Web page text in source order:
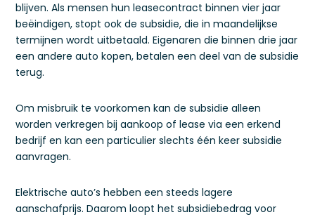
blijven. Als mensen hun leasecontract binnen vier jaar
beëindigen, stopt ook de subsidie, die in maandelijkse
termijnen wordt uitbetaald. Eigenaren die binnen drie jaar
een andere auto kopen, betalen een deel van de subsidie
terug.
Om misbruik te voorkomen kan de subsidie alleen
worden verkregen bij aankoop of lease via een erkend
bedrijf en kan een particulier slechts één keer subsidie
aanvragen.
Elektrische auto’s hebben een steeds lagere
aanschafprijs. Daarom loopt het subsidiebedrag voor